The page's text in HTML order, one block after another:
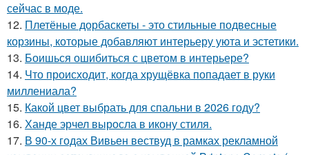
сейчас в моде.
12. Плетёные дорбаскеты - это стильные подвесные
корзины, которые добавляют интерьеру уюта и эстетики.
13. Боишься ошибиться с цветом в интерьере?
14. Что происходит, когда хрущёвка попадает в руки
миллениала?
15. Какой цвет выбрать для спальни в 2026 году?
16. Ханде эрчел выросла в икону стиля.
17. В 90-х годах Вивьен вествуд в рамках рекламной